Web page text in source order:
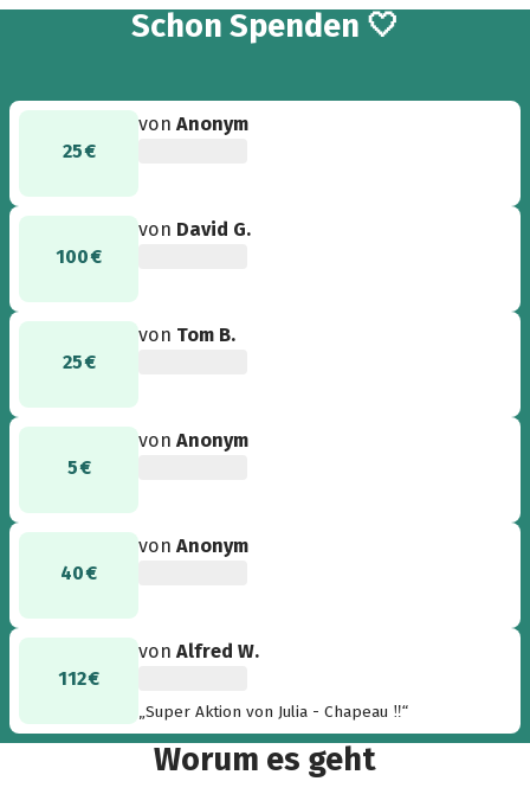
Schon 30
Spenden 🤍
25 €
vonAnonym
100 €
von David G.
25 €
von Tom B.
5 €
vonAnonym
40 €
vonAnonym
112 €
vonAlfred W.
„Super Aktion von Julia - Chapeau ‼️“
Worum es geht